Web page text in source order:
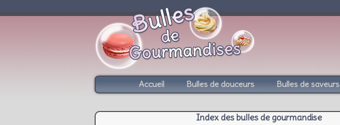
Accueil Bulles de douceurs Bulles de saveurs
Index des bulles de gourmandise